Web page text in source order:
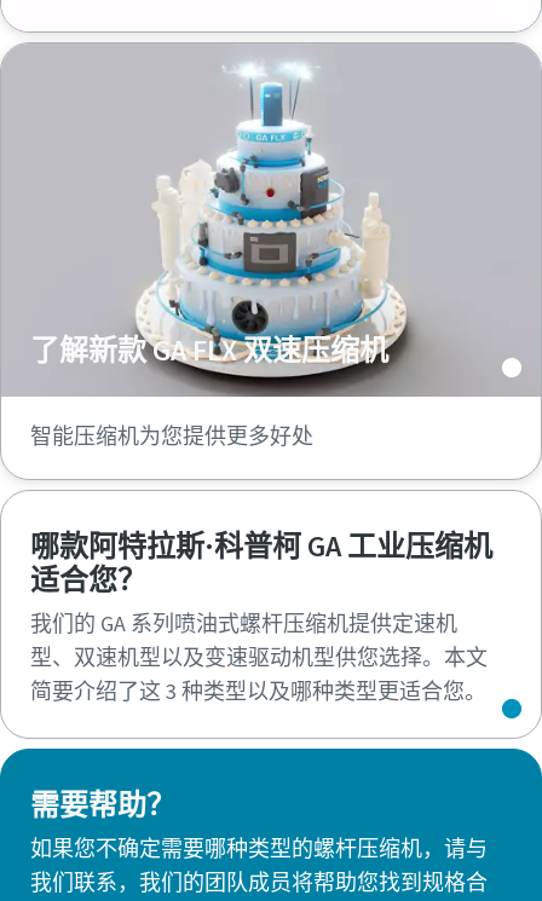
了解新款 GA FLX 双速压缩机
智能压缩机为您提供更多好处
哪款阿特拉斯·科普柯 GA 工业压缩机
适合您？
我们的 GA 系列喷油式螺杆压缩机提供定速机
型、双速机型以及变速驱动机型供您选择。本文
简要介绍了这 3 种类型以及哪种类型更适合您。
需要帮助？
如果您不确定需要哪种类型的螺杆压缩机，请与
我们联系，我们的团队成员将帮助您找到规格合